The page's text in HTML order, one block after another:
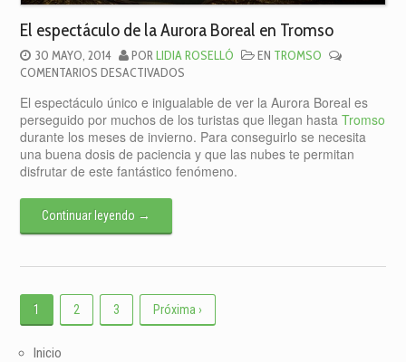
El espectáculo de la Aurora Boreal en Tromso
30 MAYO, 2014 PORLIDIA ROSELLÓ EN TROMSO
COMENTARIOS DESACTIVADOS
ESPECTÁCULO
DE
LA
AURORA
BOREAL
El espectáculo único e inigualable de ver la Aurora Boreal es
perseguido por muchos de los turistas que llegan hastaTromso
durante los meses de invierno. Para conseguirlo se necesita
una buena dosis de paciencia y que las nubes te permitan
disfrutar de este fantástico fenómeno.
Continuar leyendo →
1 2 3 Próxima ›
Inicio